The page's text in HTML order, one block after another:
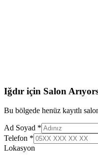
Iğdır için Salon
Bu bölgede henüz kayıtlı
Ad Soyad *
Telefon *
Lokasyon